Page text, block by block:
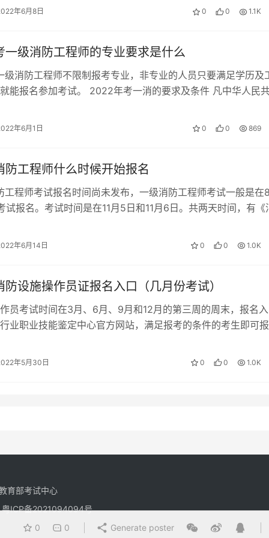
0 0 Generate poster
年6月8日 0 0 1.1K
级消防工程师的专业要求是什么
消防工程师不限制报考专业，非专业的人员只要满足学历及
能报名参加考试。 2022年考一消的要求及条件 凡中华人民
年6月1日 0 0 869
工程师什么时候开始报名
程师考试报名时间尚未发布，一级消防工程师考试一般是在
试报名。考试时间是在11月5日和11月6日。共两天时间，有《
年6月14日 0 0 1.0K
设施操作员证报名入口（几月份考试）
员考试时间在3月、6月、9月和12月的第三周的周末，报名
业职业技能鉴定中心官方网站，满足报考的条件的考生即可报
年5月30日 0 0 1.0K
育部考试中心
粤ICP备2021094094号